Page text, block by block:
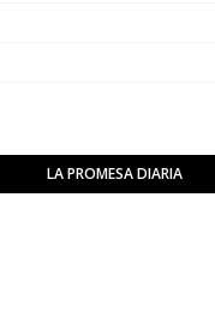
LA PROMESA DIARIA